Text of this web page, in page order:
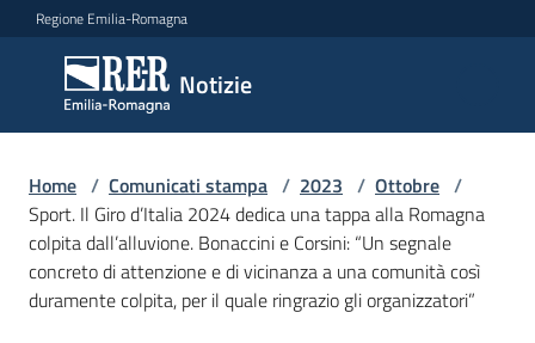
Vai al contenuto
Vai alla navigazione
Vai al footer
Regione Emilia-Romagna
Notizie
Notizie
Comunicati
stampa
Menu selezionato
Cerca
un
Home / Comunicati stampa / 2023 / Ottobre /
Sport. Il Giro d’Italia 2024 dedica una tappa alla Romagna
colpita dall’alluvione. Bonaccini e Corsini: “Un segnale
concreto di attenzione e di vicinanza a una comunità così
duramente colpita, per il quale ringrazio gli organizzatori”